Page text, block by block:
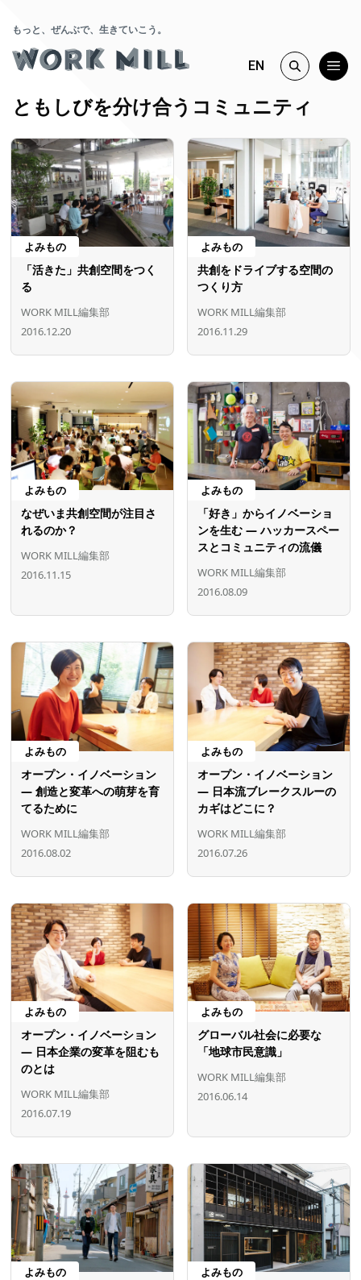
もっと、ぜんぶで、生きていこう。
EN
ともしびを分け合うコミュニティ
よみもの
「活きた」共創空間をつく
る
WORK MILL編集部
2016.12.20
よみもの
共創をドライブする空間の
つくり方
WORK MILL編集部
2016.11.29
よみもの
なぜいま共創空間が注目さ
れるのか？
WORK MILL編集部
2016.11.15
よみもの
「好き」からイノベーショ
ンを生む ― ハッカースペー
スとコミュニティの流儀
WORK MILL編集部
2016.08.09
よみもの
オープン・イノベーション
― 創造と変革への萌芽を育
てるために
WORK MILL編集部
2016.08.02
よみもの
オープン・イノベーション
― 日本流ブレークスルーの
カギはどこに？
WORK MILL編集部
2016.07.26
よみもの
オープン・イノベーション
― 日本企業の変革を阻むも
のとは
WORK MILL編集部
2016.07.19
よみもの
グローバル社会に必要な
「地球市民意識」
WORK MILL編集部
2016.06.14
よみもの よみもの